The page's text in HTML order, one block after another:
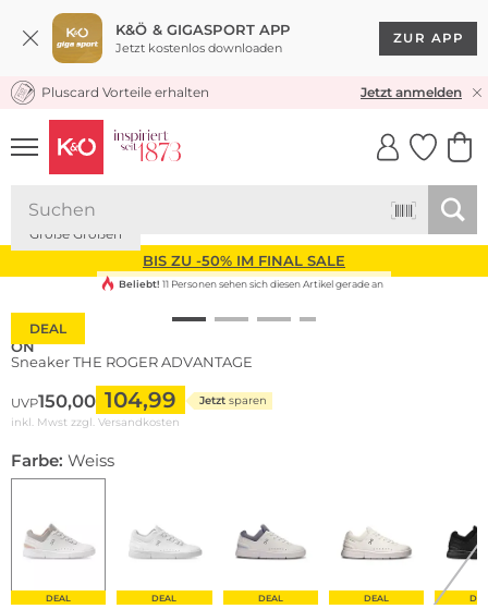
K&Ö & GIGASPORT APP
Jetzt kostenlos downloaden
ZUR APP
KOSTENLOSER VERSAND* & RÜCKVERSAND
Pluscard Vorteile erhalten Jetzt anmelden
UNSERE APP
CLICK &
BIS ZU -50% IM FINAL SALE
DEAL
Große Größen
Beliebt! 11 Personen sehen sich diesen Artikel gerade an
ON
Sneaker THE ROGER ADVANTAGE
UVP150,00 104,99 Jetzt sparen
inkl. Mwst zzgl. Versandkosten
Farbe: Weiss
DEAL DEAL DEAL DEAL